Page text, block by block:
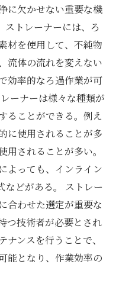
に欠かせない重要な機
ストレーナーには、ろ
材を使用して、不純物
流体の流れを変えない
効率的なろ過作業が可
ーナーは様々な種類が
ることができる。例え
に使用されることが多
用されることが多い。
よっても、インライン
などがある。 ストレー
合わせた選定が重要な
つ技術者が必要とされ
ンスを行うことで、
能となり、作業効率の